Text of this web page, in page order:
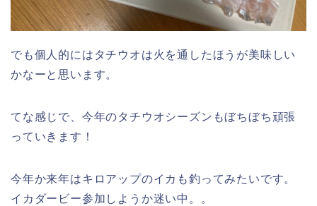
でも個人的にはタチウオは火を通したほうが美味しい
かなーと思います。
てな感じで、今年のタチウオシーズンもぼちぼち頑張
っていきます！
今年か来年はキロアップのイカも釣ってみたいです。
イカダービー参加しようか迷い中。。